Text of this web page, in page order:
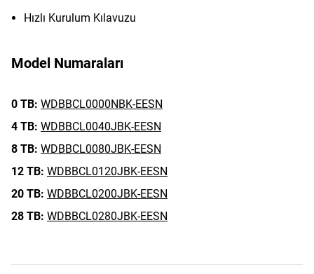
Hızlı Kurulum Kılavuzu
Model Numaraları
0 TB: WDBBCL0000NBK-EESN
4 TB: WDBBCL0040JBK-EESN
8 TB: WDBBCL0080JBK-EESN
12 TB: WDBBCL0120JBK-EESN
20 TB: WDBBCL0200JBK-EESN
28 TB: WDBBCL0280JBK-EESN